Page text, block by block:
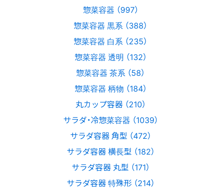
惣菜容器 （997）
惣菜容器 黒系 （388）
惣菜容器 白系 （235）
惣菜容器 透明 （132）
惣菜容器 茶系 （58）
惣菜容器 柄物 （184）
丸カップ容器 （210）
サラダ・冷惣菜容器 （1039）
サラダ容器 角型 （472）
サラダ容器 横長型 （182）
サラダ容器 丸型 （171）
サラダ容器 特殊形 （214）